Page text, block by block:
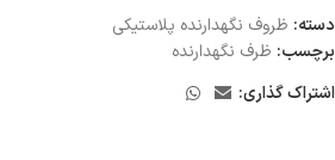
دسته: ظروف نگهدارنده پلاستيكى
برچسب: ظرف نگهدارنده
اشتراک گذاری: